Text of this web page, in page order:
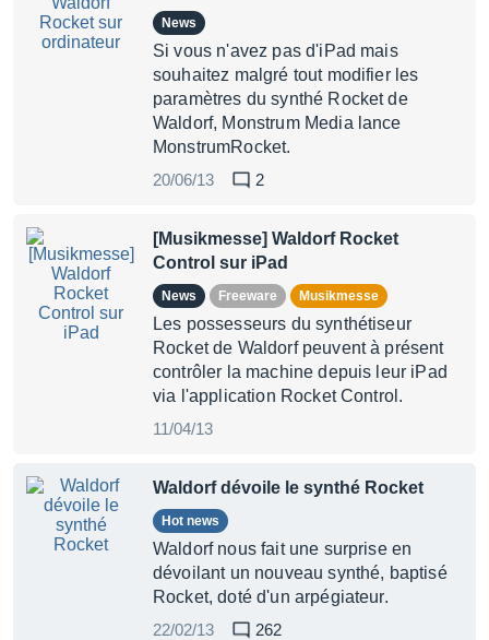
News
Si vous n'avez pas d'iPad mais
souhaitez malgré tout modifier les
paramètres du synthé Rocket de
Waldorf, Monstrum Media lance
MonstrumRocket.
20/06/13
2
[Musikmesse] Waldorf Rocket
Control sur iPad
News Freeware Musikmesse
Les possesseurs du synthétiseur
Rocket de Waldorf peuvent à présent
contrôler la machine depuis leur iPad
via l'application Rocket Control.
11/04/13
Waldorf dévoile le synthé Rocket
Hot news
Waldorf nous fait une surprise en
dévoilant un nouveau synthé, baptisé
Rocket, doté d'un arpégiateur.
22/02/13
262